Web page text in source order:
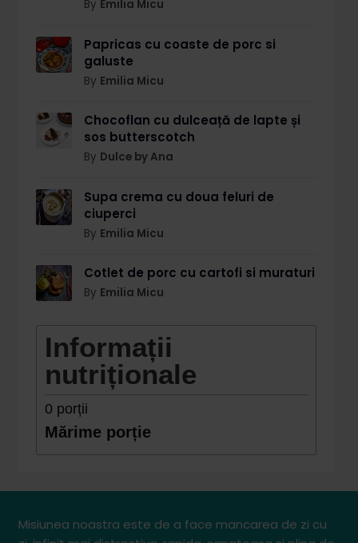
By Emilia Micu
Papricas cu coaste de porc si
galuste
By Emilia Micu
Chocoflan cu dulceață de lapte și
sos butterscotch
By Dulce by Ana
Supa crema cu doua feluri de
ciuperci
By Emilia Micu
Cotlet de porc cu cartofi si muraturi
By Emilia Micu
Informații
nutriționale
0 porții
Mărime porție
Misiunea noastra este de a face mancarea de zi cu